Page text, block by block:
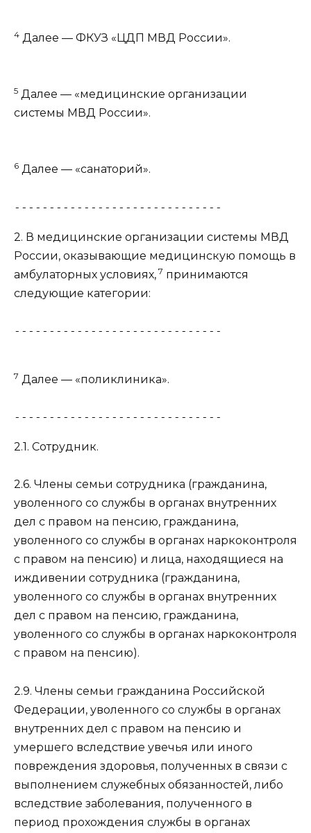
4 Далее — ФКУЗ «ЦДП МВД России».
5 Далее — «медицинские организации
системы МВД России».
6 Далее — «санаторий».
------------------------------
2. В медицинские организации системы МВД
России, оказывающие медицинскую помощь в
амбулаторных условиях, 7 принимаются
следующие категории:
------------------------------
7 Далее — «поликлиника».
------------------------------
2.1. Сотрудник.
2.6. Члены семьи сотрудника (гражданина,
уволенного со службы в органах внутренних
дел с правом на пенсию, гражданина,
уволенного со службы в органах наркоконтроля
с правом на пенсию) и лица, находящиеся на
иждивении сотрудника (гражданина,
уволенного со службы в органах внутренних
дел с правом на пенсию, гражданина,
уволенного со службы в органах наркоконтроля
с правом на пенсию).
2.9. Члены семьи гражданина Российской
Федерации, уволенного со службы в органах
внутренних дел с правом на пенсию и
умершего вследствие увечья или иного
повреждения здоровья, полученных в связи с
выполнением служебных обязанностей, либо
вследствие заболевания, полученного в
период прохождения службы в органах